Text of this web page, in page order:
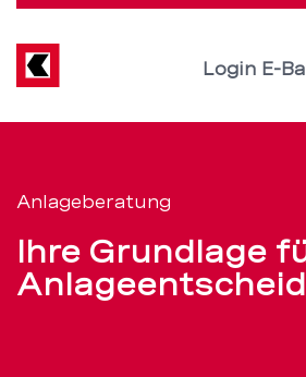
–
BEKB
Direkt
Inhalt
Login E-
Anlageberatung
Ihre Grundlage